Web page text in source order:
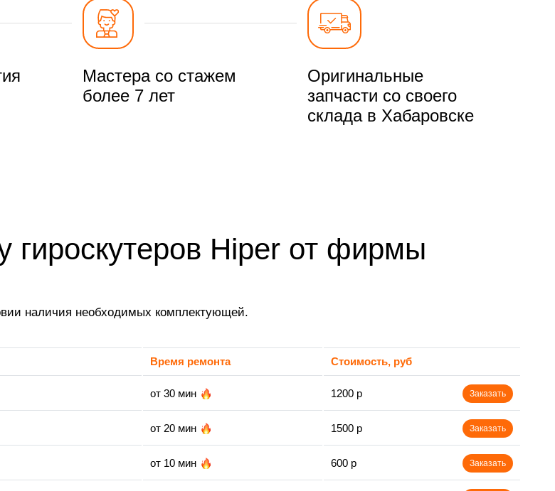
Мастера со стажем
более 7 лет
Оригинальные
запчасти со своего
склада в Хабаровске
гироскутеров Hiper от фирмы
наличия необходимых комплектующей.
Время ремонта Стоимость, руб
от 30 мин 1200 р Заказать
от 20 мин 1500 р Заказать
от 10 мин 600 р Заказать